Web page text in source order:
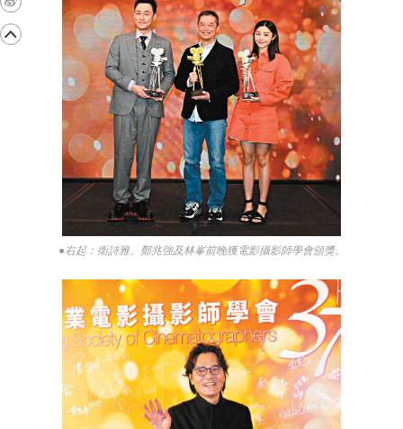
●右起：衛詩雅、鄭兆強及林峯前晚獲電影攝影師學會頒獎。